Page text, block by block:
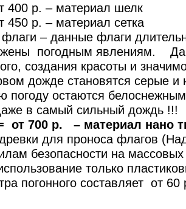
400 р. – материал шелк
450 р. – материал сетка
– данные флаги
погодным явлениям.
создания красоты и
дожде становятся серые и
погоду остаются
в самый сильный дождь !!!
от 700 р. – материал нано
для проноса флагов
безопасности на
только
погонного составляет от 60